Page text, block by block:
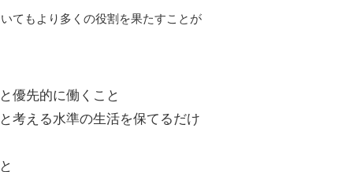
てもより多くの役割を果たすことが
優先的に働くこと
考える水準の生活を保てるだけ